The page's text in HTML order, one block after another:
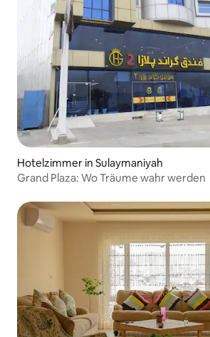
Hotelzimmer in Sulaymaniyah
Grand Plaza: Wo Träume wahr werden